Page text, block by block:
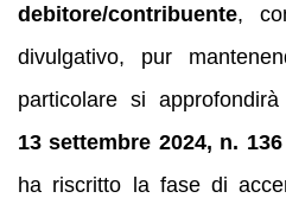
debitore/contribuente,
divulgativo, pur
particolare si approfondirà
13 settembre 2024, n. 136
ha riscritto la fase di